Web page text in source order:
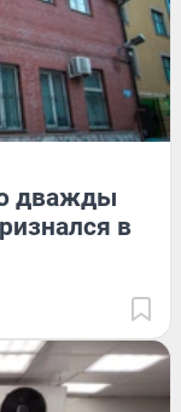
дважды
в